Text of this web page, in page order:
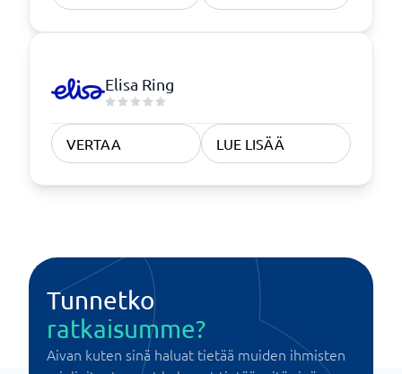
Elisa Ring
VERTAA LUE LISÄÄ
Tunnetko
ratkaisumme?
Aivan kuten sinä haluat tietää muiden ihmisten